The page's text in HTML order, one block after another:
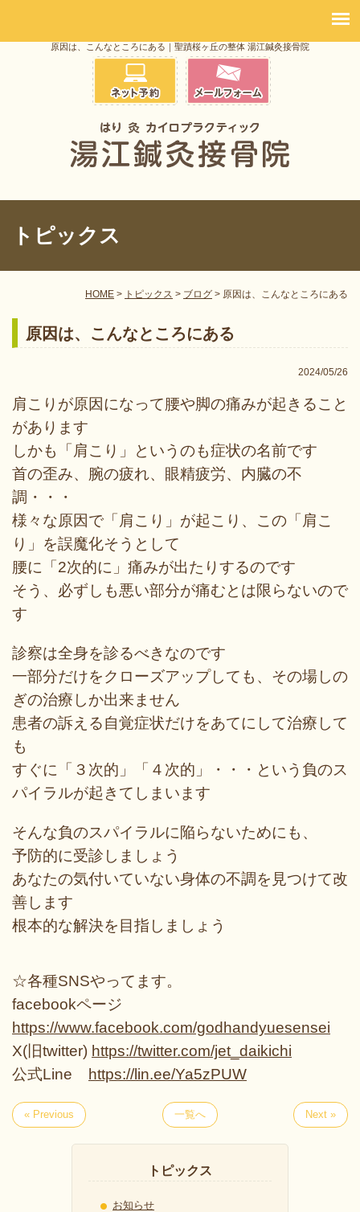
原因は、こんなところにある｜聖蹟桜ヶ丘の整体 湯江鍼灸接骨院
トピックス
HOME > トピックス > ブログ > 原因は、こんなところにある
原因は、こんなところにある
2024/05/26
肩こりが原因になって腰や脚の痛みが起きること
があります
しかも「肩こり」というのも症状の名前です
首の歪み、腕の疲れ、眼精疲労、内臓の不
調・・・
様々な原因で「肩こり」が起こり、この「肩こ
り」を誤魔化そうとして
腰に「2次的に」痛みが出たりするのです
そう、必ずしも悪い部分が痛むとは限らないので
す
診察は全身を診るべきなのです
一部分だけをクローズアップしても、その場しの
ぎの治療しか出来ません
患者の訴える自覚症状だけをあてにして治療して
も
すぐに「３次的」「４次的」・・・という負のス
パイラルが起きてしまいます
そんな負のスパイラルに陥らないためにも、
予防的に受診しましょう
あなたの気付いていない身体の不調を見つけて改
善します
根本的な解決を目指しましょう
☆各種SNSやってます。
facebookページ
https://www.facebook.com/godhandyuesensei
X(旧twitter) https://twitter.com/jet_daikichi
公式Line
https://lin.ee/Ya5zPUW
« Previous 一覧へ Next »
トピックス
お知らせ